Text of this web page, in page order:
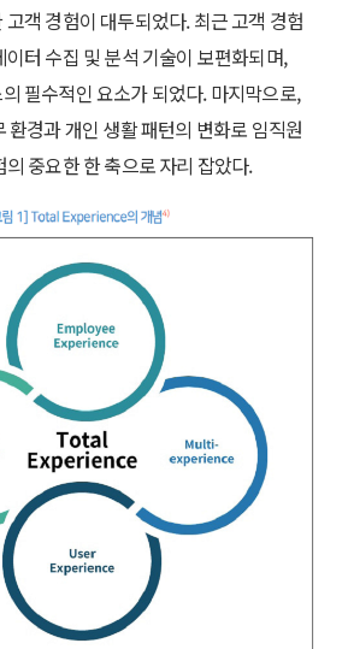
객 경험이 대두되었다. 최근 고객 경험
터 수집 및 분석 기술이 보편화되며,
필수적인 요소가 되었다. 마지막으로,
경과 개인 생활 패턴의 변화로 임직원
중요한 한 축으로 자리 잡았다.